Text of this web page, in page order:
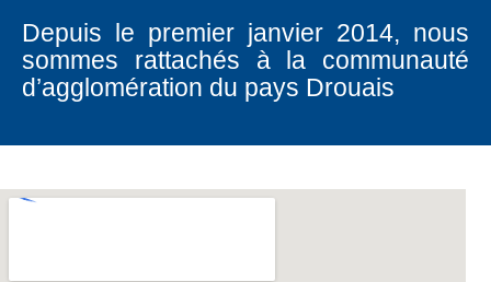
Depuis le premier janvier 2014, nous
sommes rattachés à la communauté
d’agglomération du pays Drouais